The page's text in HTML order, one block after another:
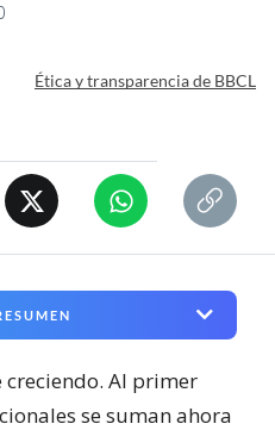
Ética y transparencia de BBCL
creciendo. Al primer
se suman ahora